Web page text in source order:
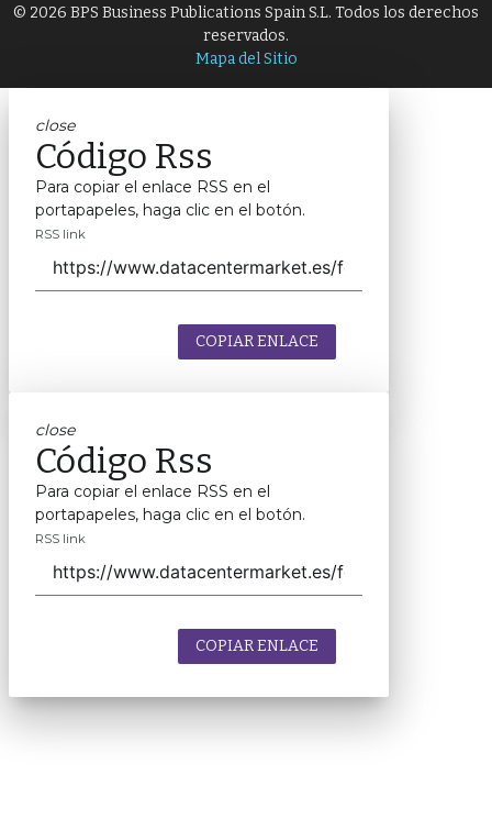
© 2026 BPS Business Publications Spain S.L. Todos los derechos
reservados.
Mapa del Sitio
close
Código Rss
Para copiar el enlace RSS en el
portapapeles, haga clic en el botón.
RSS link
COPIAR ENLACE
close
Código Rss
Para copiar el enlace RSS en el
portapapeles, haga clic en el botón.
RSS link
COPIAR ENLACE